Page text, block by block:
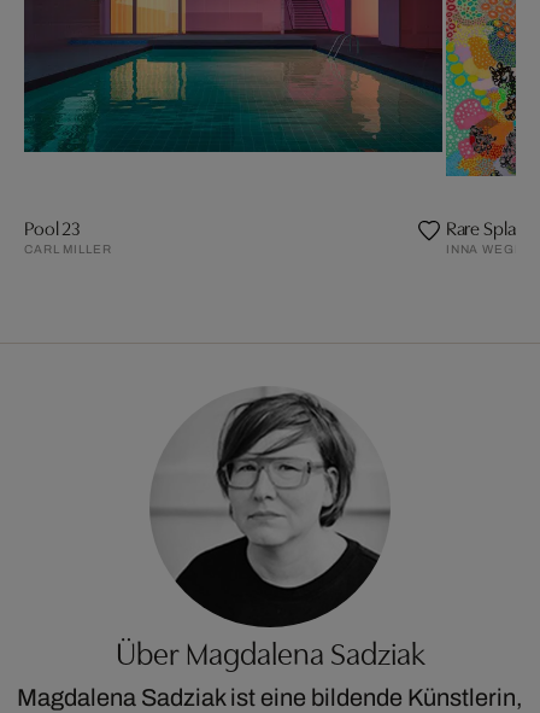
Pool 23
CARL MILLER
Rare Splash
INNA
Über Magdalena Sadziak
Magdalena Sadziak ist eine bildende Künstlerin,